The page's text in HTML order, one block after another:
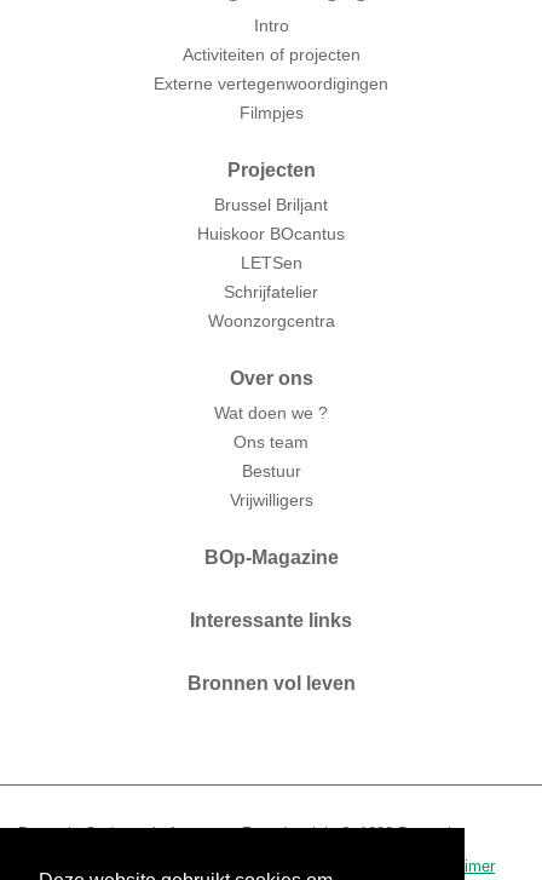
Intro
Activiteiten of projecten
Externe vertegenwoordigingen
Filmpjes
Projecten
Brussel Briljant
Huiskoor BOcantus
LETSen
Schrijfatelier
Woonzorgcentra
Over ons
Wat doen we ?
Ons team
Bestuur
Vrijwilligers
BOp-Magazine
Interessante links
Bronnen vol leven
Brussels Ouderenplatform vzw. Zaterdagplein 6. 1000 Brussel.
disclaimer